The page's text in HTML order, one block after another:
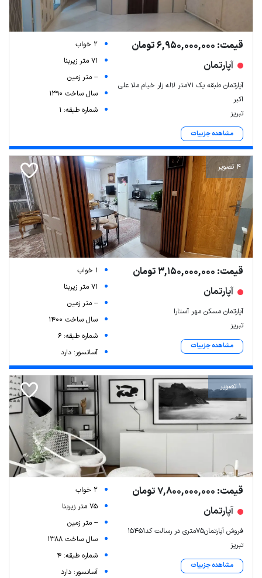
قیمت: 6,950,000,000 تومان
آپارتمان
آپارتمان طبقه یک ۷۱متر لاله زار خیام ملا علی
اکبر
تبریز
مشاهده جزییات
2 خواب
71 متر زیربنا
-- متر زمین
سال ساخت 1390
شماره طبقه: 1
4 تصویر
قیمت: 3,150,000,000 تومان
آپارتمان
آپارتمان مسکن مهر آستارا
تبریز
مشاهده جزییات
1 خواب
71 متر زیربنا
-- متر زمین
سال ساخت 1400
شماره طبقه: 6
آسانسور: دارد
1 تصویر
قیمت: 7,800,000,000 تومان
آپارتمان
فروش آپارتمان75متری در رسالت کد15451
تبریز
مشاهده جزییات
2 خواب
75 متر زیربنا
-- متر زمین
سال ساخت 1388
شماره طبقه: 4
آسانسور: دارد